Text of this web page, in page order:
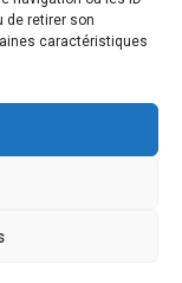
de retirer son
caractéristiques